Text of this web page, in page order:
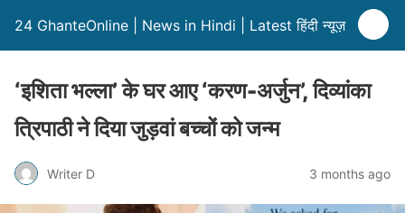
24 GhanteOnline | News in Hindi | Latest हिंदी न्यूज़
‘इशिता भल्ला’ के घर आए ‘करण-अर्जुन’, दिव्यांका
त्रिपाठी ने दिया जुड़वां बच्चों को जन्म
Writer D 3 months ago